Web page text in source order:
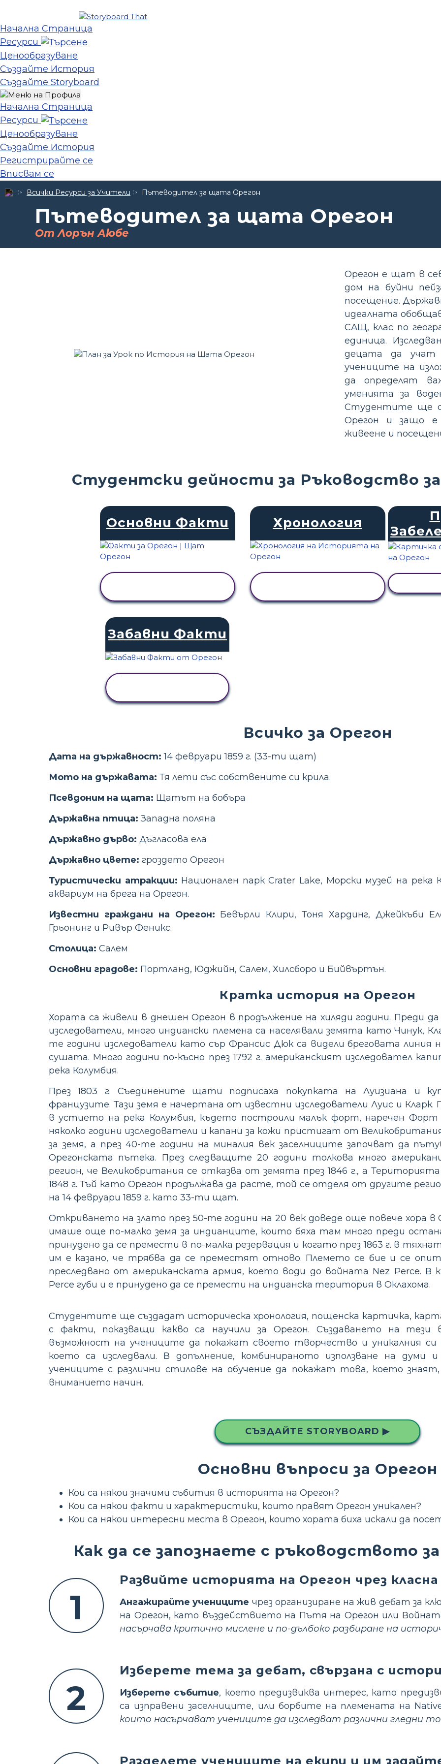
Начална Страница
Ресурси
Ценообразуване
Създайте История
Създайте Storyboard
Начална Страница
Ресурси
Ценообразуване
Създайте История
Регистрирайте се
Вписвам се
Всички Ресурси за Учители Пътеводител за щата Орегон
Пътеводител за щата Орегон
От Лорън Аюбе
Орегон е щат в
дом на буйни
посещение.
идеалната
САЩ, клас по
единица.
децата да учат
учениците на
да определят
уменията за
Студентите ще
Орегон и защо е
живеене и
Студентски дейности за Ръководство
Основни Факти Хронология
Забавни Факти
Всичко за Орегон
Дата на държавност: 14 февруари 1859 г. (33-ти щат)
Мото на държавата: Тя лети със собствените си крила.
Псевдоним на щата: Щатът на бобъра
Държавна птица: Западна поляна
Държавно дърво: Дъгласова ела
Държавно цвете: гроздето Орегон
Туристически атракции: Национален парк Crater Lake, Морски музей на река
аквариум на брега на Орегон.
Известни граждани на Орегон: Бевърли Клири, Тоня Хардинг, Джейкъби
Грьонинг и Ривър Феникс.
Столица: Салем
Основни градове: Портланд, Юджийн, Салем, Хилсборо и Бийвъртън.
Кратка история на Орегон
Хората са живели в днешен Орегон в продължение на хиляди години. Преди
изследователи, много индиански племена са населявали земята като Чинук,
те години изследователи като сър Франсис Дюк са видели бреговата линия
сушата. Много години по-късно през 1792 г. американският изследовател
река Колумбия.
През 1803 г. Съединените щати подписаха покупката на Луизиана и
французите. Тази земя е начертана от известни изследователи Луис и Кларк.
в устието на река Колумбия, където построили малък форт, наречен
няколко години изследователи и капани за кожи пристигат от
за земя, а през 40-те години на миналия век заселниците започват да
Орегонската пътека. През следващите 20 години толкова много
регион, че Великобритания се отказва от земята през 1846 г., а
1848 г. Тъй като Орегон продължава да расте, той се отделя от другите
на 14 февруари 1859 г. като 33-ти щат.
Откриването на злато през 50-те години на 20 век доведе още повече хора
имаше още по-малко земя за индианците, които бяха там много преди
принудено да се премести в по-малка резервация и когато през 1863 г. в
им е казано, че трябва да се преместят отново. Племето се бие и се
преследвано от американската армия, което води до войната Nez Perce. В
Perce губи и е принудено да се премести на индианска територия в Оклахома.
Студентите ще създадат историческа хронология, пощенска картичка,
с факти, показващи какво са научили за Орегон. Създаването на тези
възможност на учениците да покажат своето творчество и уникалния си
което са изследвали. В допълнение, комбинираното използване на думи
учениците с различни стилове на обучение да покажат това, което
вниманието начин.
СЪЗДАЙТЕ STORYBOARD ▶
Основни въпроси за Орегон
Кои са някои значими събития в историята на Орегон?
Кои са някои факти и характеристики, които правят Орегон уникален?
Кои са някои интересни места в Орегон, които хората биха искали да
Как да се запознаете с ръководството
1
Развийте историята на Орегон чрез класна
Ангажирайте учениците чрез организиране на жив дебат за
на Орегон, като въздействието на Пътя на Орегон или
насърчава критично мислене и по-дълбоко разбиране на
2
Изберете тема за дебат, свързана с
Изберете събитие, което предизвиква интерес, като
са изправени заселниците, или борбите на племената на
които насърчават учениците да изследват различни гледни
Разделете учениците на екипи и им